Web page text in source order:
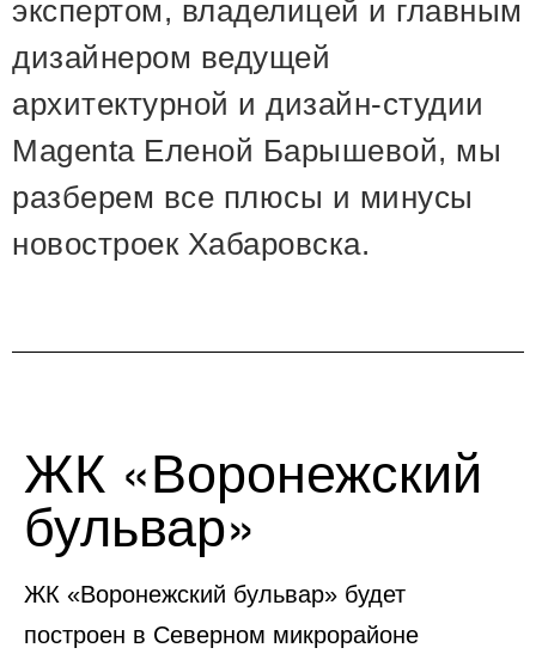
экспертом, владелицей и главным
дизайнером ведущей
архитектурной и дизайн-студии
Magenta Еленой Барышевой, мы
разберем все плюсы и минусы
новостроек Хабаровска.
ЖК «Воронежский
бульвар»
ЖК «Воронежский бульвар» будет
построен в Северном микрорайоне